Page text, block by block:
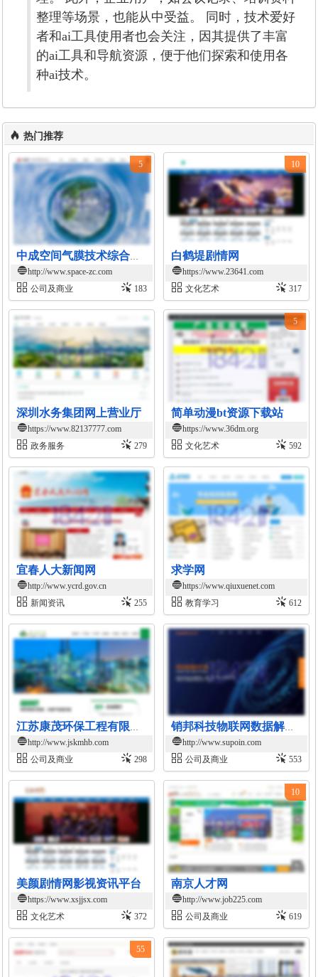
整理等场景，也能从中受益。 同时，技术爱好
者和ai工具使用者也会关注，因其提供了丰富
的ai工具和导航资源，便于他们探索和使用各
种ai技术。
热门推荐
中成空间气膜技术综合解决方案
http://www.space-zc.com
公司及商业
183
5
白鹤堤剧情网
https://www.23641.com
文化艺术
317
10
深圳水务集团网上营业厅
https://www.82137777.com
政务服务
279
简单动漫bt资源下载站
https://www.36dm.org
文化艺术
592
5
宜春人大新闻网
http://www.ycrd.gov.cn
新闻资讯
255
求学网
https://www.qiuxuenet.com
教育学习
612
江苏康茂环保工程有限公司官网
http://www.jskmhb.com
公司及商业
298
销邦科技物联网数据解决方案官网
http://www.supoin.com
公司及商业
553
美颜剧情网影视资讯平台
https://www.xsjjsx.com
文化艺术
372
南京人才网
http://www.job225.com
公司及商业
619
10
55